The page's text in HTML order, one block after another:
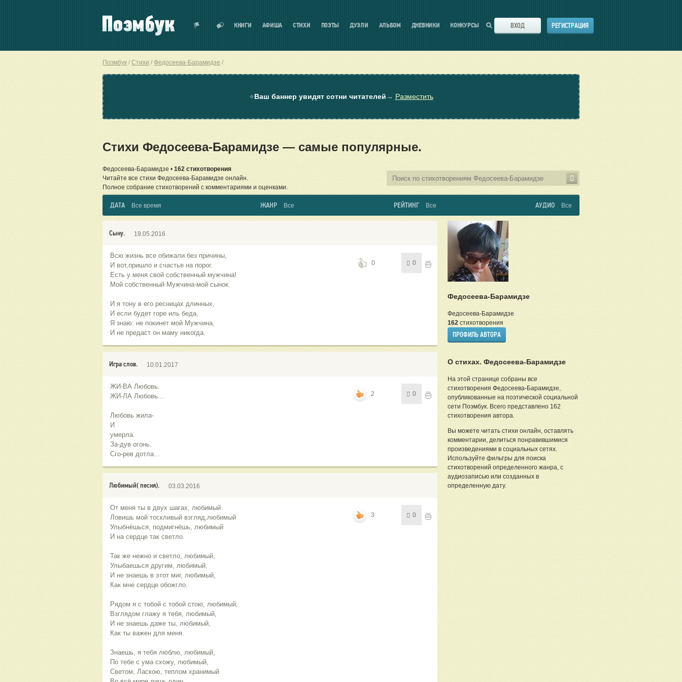
КНИГИ АФИША СТИХИ ПОЭТЫ ДУЭЛИ АЛЬБОМ ДНЕВНИКИ КОНКУРСЫ ВХОД РЕГИСТРАЦИЯ
Поэмбук Стихи Федосеева-Барамидзе
⭐Ваш баннер увидят сотни читателей → Разместить
Стихи Федосеева-Барамидзе — самые популярные.
Федосеева-Барамидзе • 162 стихотворения
Читайте все стихи Федосеева-Барамидзе онлайн.
Полное собрание стихотворений с комментариями и оценками.
ДАТА Все время ЖАНР Все РЕЙТИНГ Все АУДИО Все
Сыну. 19.05.2016
Всю жизнь все обижали без причины,
И вот,пришло и счастье на порог.
Есть у меня свой собственный мужчина!
Мой собственный Мужчина-мой сынок.
И я тону в его ресницах длинных,
И если будет горе иль беда,
Я знаю: не покинет мой Мужчина,
И не предаст он маму никогда.
0 0
Игра слов. 10.01.2017
ЖИ-ВА Любовь.
ЖИ-ЛА Любовь...
Любовь жила-
И
умерла.
За-дув огонь.
Сго-рев дотла...
2 0
Любимый( песня). 03.03.2016
От меня ты в двух шагах, любимый
Ловишь мой тоскливый взгляд,любимый
Улыбнёшься, подмигнёшь, любимый
И на сердце так светло.
Так же нежно и светло, любимый,
Улыбаешься другим, любимый,
И не знаешь в этот миг, любимый,
Как мне сердце обожгло.
Рядом я с тобой с тобой стою, любимый,
Взглядом глажу я тебя, любимый,
И не знаешь даже ты, любимый,
Как ты важен для меня.
Знаешь, я тебя люблю, любимый,
По тебе с ума схожу, любимый,
Светом, Ласкою, теплом хранимый
3 0
Федосеева-Барамидзе
Федосеева-Барамидзе
162стихотворения
ПРОФИЛЬ АВТОРА
О стихах. Федосеева-Барамидзе
На этой странице собраны все
стихотворения Федосеева-Барамидзе,
опубликованные на поэтической социальной
сети Поэмбук. Всего представлено 162
стихотворения автора.
Вы можете читать стихи онлайн, оставлять
комментарии, делиться понравившимися
произведениями в социальных сетях.
Используйте фильтры для поиска
стихотворений определенного жанра, с
аудиозаписью или созданных в
определенную дату.